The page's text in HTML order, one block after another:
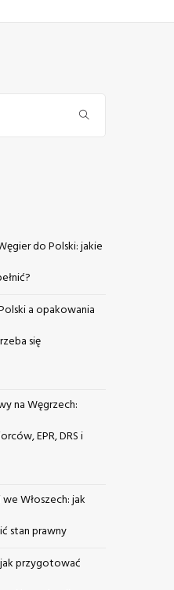
do Polski: jakie
a opakowania
się
na Węgrzech:
EPR, DRS i
Włoszech: jak
stan prawny
przygotować